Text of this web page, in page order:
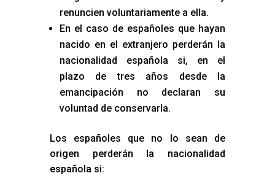
renuncien voluntariamente a ella.
En el caso de españoles que hayan
nacido en el extranjero perderán la
nacionalidad española si, en el
plazo de tres años desde la
emancipación no declaran su
voluntad de conservarla.
Los españoles que no lo sean de
origen perderán la nacionalidad
española si: